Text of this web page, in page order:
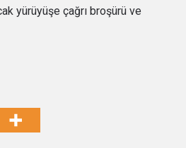
yürüyüşe çağrı broşürü ve